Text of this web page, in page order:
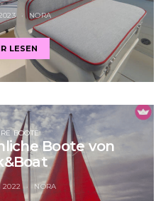
NORA
LESEN
BOOTE
Boote von
2022 NORA